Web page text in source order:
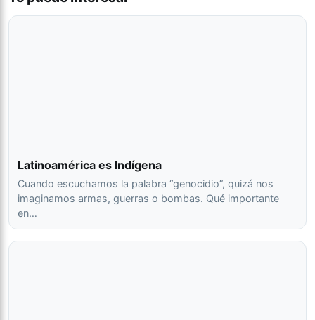
Latinoamérica es Indígena
Cuando escuchamos la palabra “genocidio”, quizá nos
imaginamos armas, guerras o bombas. Qué importante
en…